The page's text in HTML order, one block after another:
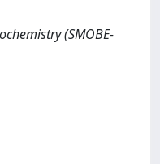
(SMOBE-